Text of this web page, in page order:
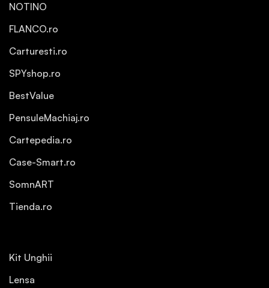
NOTINO
FLANCO.ro
Carturesti.ro
SPYshop.ro
BestValue
PensuleMachiaj.ro
Cartepedia.ro
Case-Smart.ro
SomnART
Tienda.ro
Kit Unghii
Lensa